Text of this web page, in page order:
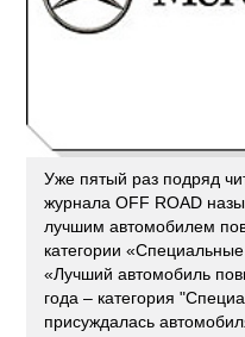
Уже пятый раз подряд
журнала OFF ROAD
лучшим автомобилем
категории
«Лучший автомобиль
года – категория
присуждалась